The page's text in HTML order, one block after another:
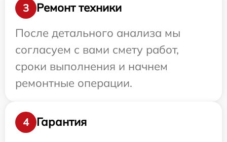
3
Ремонт техники
После детального анализа мы
согласуем с вами смету работ,
сроки выполнения и начнем
ремонтные операции.
4
Гарантия